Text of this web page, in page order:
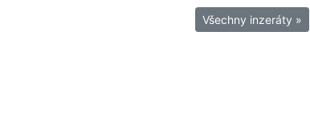
Všechny inzeráty »